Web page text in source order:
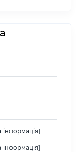
інформація]
інформація]